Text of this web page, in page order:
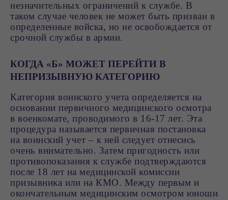
незначительных ограничений к службе. В
таком случае человек не может быть призван в
определенные войска, но не освобождается от
срочной службы в армии.
КОГДА «Б» МОЖЕТ ПЕРЕЙТИ В
НЕПРИЗЫВНУЮ КАТЕГОРИЮ
Категория воинского учета определяется на
основании первичного медицинского осмотра
в военкомате, проводимого в 16-17 лет. Эта
процедура называется первичная постановка
на воинский учет – к ней следует отнесись
очень внимательно. Затем пригодность или
противопоказания к службе подтверждаются
после 18 лет на медицинской комиссии
призывника или на КМО. Между первым и
окончательным медицинским осмотром юноши